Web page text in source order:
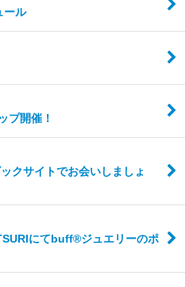
ール
プ開催！
クサイトでお会いしましょ
にてbuff®ジュエリーのポ